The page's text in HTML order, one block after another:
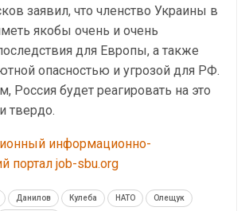
заявил, что членство Украины в
якобы очень и очень
для Европы, а также
опасностью и угрозой для РФ.
Россия будет реагировать на это
твердо.
информационно-
портал job-sbu.org
Данилов Кулеба НАТО Олещук